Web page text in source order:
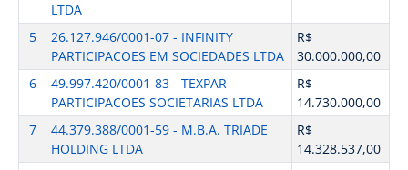
LTDA
5
26.127.946/0001-07 - INFINITY
PARTICIPACOES EM SOCIEDADES LTDA
R$
30.000.000,00
6
49.997.420/0001-83 - TEXPAR
PARTICIPACOES SOCIETARIAS LTDA
R$
14.730.000,00
7
44.379.388/0001-59 - M.B.A. TRIADE
HOLDING LTDA
R$
14.328.537,00